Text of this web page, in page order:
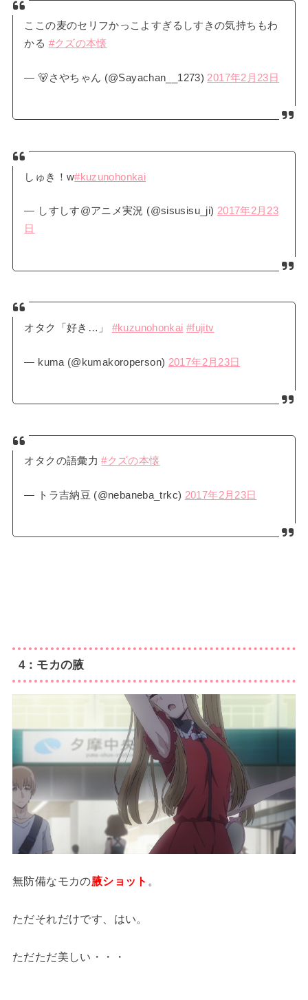
ここの麦のセリフかっこよすぎるしすきの気持ちもわ
かる #クズの本懐
— 🐻さやちゃん (@Sayachan__1273) 2017年2月23日
しゅき！w#kuzunohonkai
— しすしす@アニメ実況 (@sisusisu_ji) 2017年2月23
日
オタク「好き…」 #kuzunohonkai #fujitv
— kuma (@kumakoroperson) 2017年2月23日
オタクの語彙力#クズの本懐
— トラ吉納豆 (@nebaneba_trkc) 2017年2月23日
4：モカの腋
無防備なモカの腋ショット 。
ただそれだけです、はい。
ただただ美しい・・・